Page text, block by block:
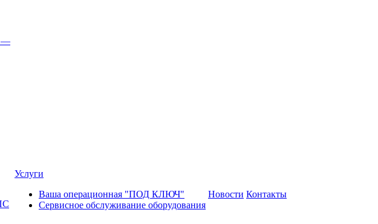
—
Услуги
Ваша операционная "ПОД КЛЮЧ"
Сервисное обслуживание оборудования
Новости Контакты